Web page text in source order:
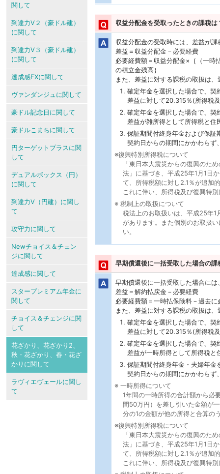
収益分配金を受取ったときの課税は
収益分配金の受取時には、差益が
差益＝収益分配金－必要経費
必要経費額＝収益分配金×｛（一時
の積立金残高｝
また、差益に対する課税の取扱は
確定年金を選択した場合で、
差益に対して20.315％(所得税
確定年金を選択した場合で、契
差益が雑所得として所得税と住
保証期間付終身年金および保証
契約日からの期間にかかわらず
※復興特別所得税について
「東日本大震災からの復興のた
法」に基づき、平成25年1月1日
て、所得税額に対し2.1％が追加
これに伴い、所得税及び復興特
※ 税制上の取扱について
税法上のお取扱いは、平成25年1
があります。また個別のお取扱
い。
早期償還後に一括受取した場合の課
早期償還後に一括受取した場合に
差益＝解約払戻金－必要経費
必要経費額＝一時払保険料－過去
また、差益に対する課税の取扱は
確定年金を選択した場合で、契
差益に対して20.315％(所得税
確定年金を選択した場合で、契
差益が一時所得として所得税と
保証期間付終身年金・夫婦年金
契約日からの期間にかかわらず
※ 一時所得について
1年間の一時所得の合計額から必
間50万円）を差し引いた金額が
分の1の金額が他の所得と合算の
※復興特別所得税について
「東日本大震災からの復興のた
法」に基づき、平成25年1月1日
て、所得税額に対し2.1％が追加
これに伴い、所得税及び復興特
関して
到達力V２（豪ドル建）
に関して
到達力V３（豪ドル建）
に関して
達成感FXに関して
ヴァンダンジュに関して
豪ドル記念日に関して
豪ドルこまちに関して
円ターゲットプラスに関
して
デュアルボックス（円）
に関して
到達力V（円建）に関し
て
攻守力に関して
Newチョイス＆チェン
ジに関して
達成感に関して
スタープレミアム年金に
関して
チョイス＆チェンジに関
して
花ざかり、花ざかり2、
秋・花ざかり、春・花ざ
かりに関して
ラヴィエヴェールに関し
て